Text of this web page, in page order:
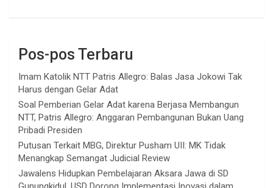
Pos-pos Terbaru
Imam Katolik NTT Patris Allegro: Balas Jasa Jokowi Tak
Harus dengan Gelar Adat
Soal Pemberian Gelar Adat karena Berjasa Membangun
NTT, Patris Allegro: Anggaran Pembangunan Bukan Uang
Pribadi Presiden
Putusan Terkait MBG, Direktur Pusham UII: MK Tidak
Menangkap Semangat Judicial Review
Jawalens Hidupkan Pembelajaran Aksara Jawa di SD